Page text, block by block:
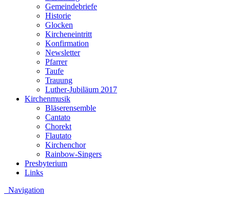
Gemeindebriefe
Historie
Glocken
Kircheneintritt
Konfirmation
Newsletter
Pfarrer
Taufe
Trauung
Luther-Jubiläum 2017
Kirchenmusik
Bläserensemble
Cantato
Chorekt
Flautato
Kirchenchor
Rainbow-Singers
Presbyterium
Links
Navigation